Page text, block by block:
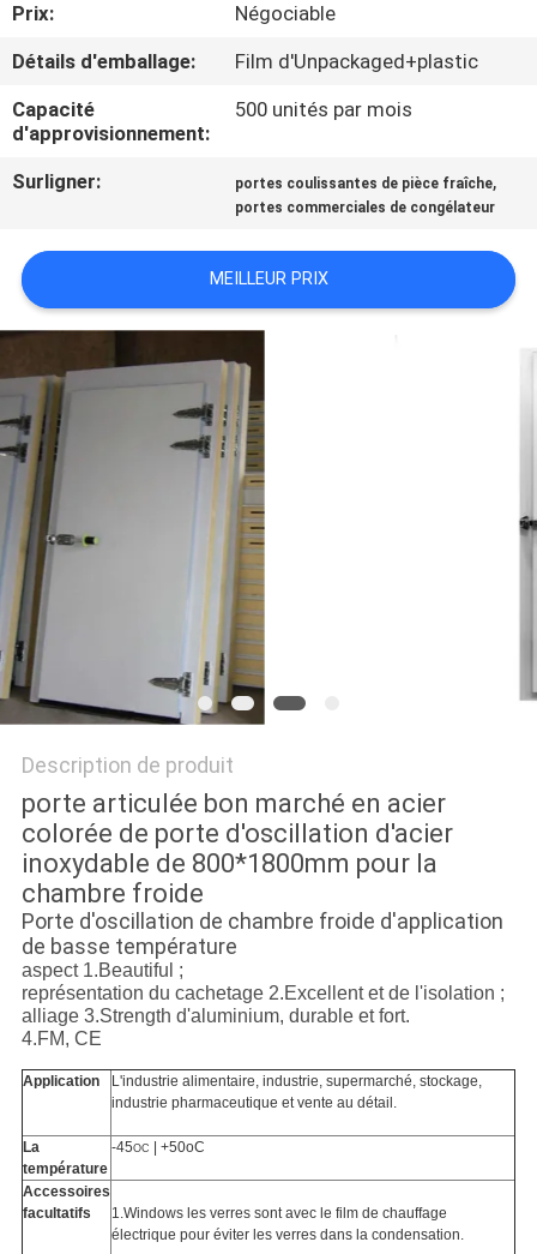
DEMANDEZ
UNE
CITATION
DU
SITE
POLITIQUE
DE
CONFIDENTIALITÉ
Prix:
Négociable
Détails d'emballage:
Film d'Unpackaged+plastic
Capacité
d'approvisionnement:
500 unités par mois
Surligner: portes coulissantes de pièce fraîche,
portes commerciales de congélateur
MEILLEUR PRIX
Description de produit
porte articulée bon marché en acier
colorée de porte d'oscillation d'acier
inoxydable de 800*1800mm pour la
chambre froide
Porte d'oscillation de chambre froide d'application
de basse température
aspect 1.Beautiful ;
représentation du cachetage 2.Excellent et de l'isolation ;
alliage 3.Strength d'aluminium, durable et fort.
4.FM, CE
Application
L'industrie alimentaire, industrie, supermarché, stockage,
industrie pharmaceutique et vente au détail.
La
température
-45OC | +50oC
Accessoires
facultatifs
1.Windows les verres sont avec le film de chauffage
électrique pour éviter les verres dans la condensation.